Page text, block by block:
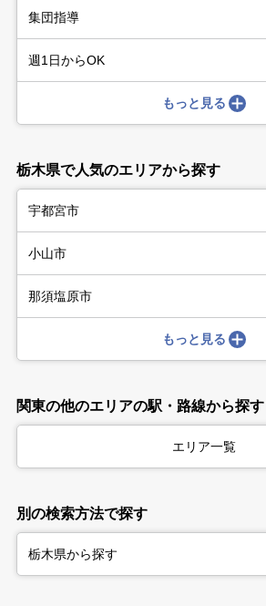
集団指導
週1日からOK
もっと見る
栃木県で人気のエリアから探す
宇都宮市
小山市
那須塩原市
もっと見る
関東の他のエリアの駅・路線から探す
エリア一覧
別の検索方法で探す
栃木県から探す